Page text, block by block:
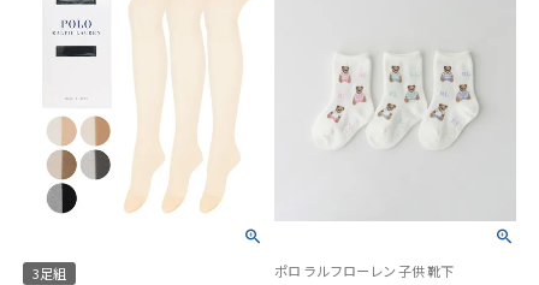
3足組
ポロ ラルフローレン 子供 靴下